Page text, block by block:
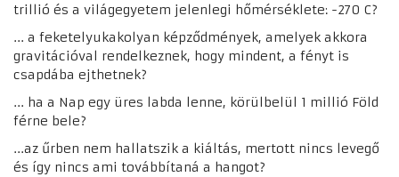
trillió és a világegyetem jelenlegi hőmérséklete: -270 C?
... a feketelyukakolyan képződmények, amelyek akkora
gravitációval rendelkeznek, hogy mindent, a fényt is
csapdába ejthetnek?
... ha a Nap egy üres labda lenne, körülbelül 1 millió Föld
férne bele?
...az űrben nem hallatszik a kiáltás, mertott nincs levegő
és így nincs ami továbbítaná a hangot?